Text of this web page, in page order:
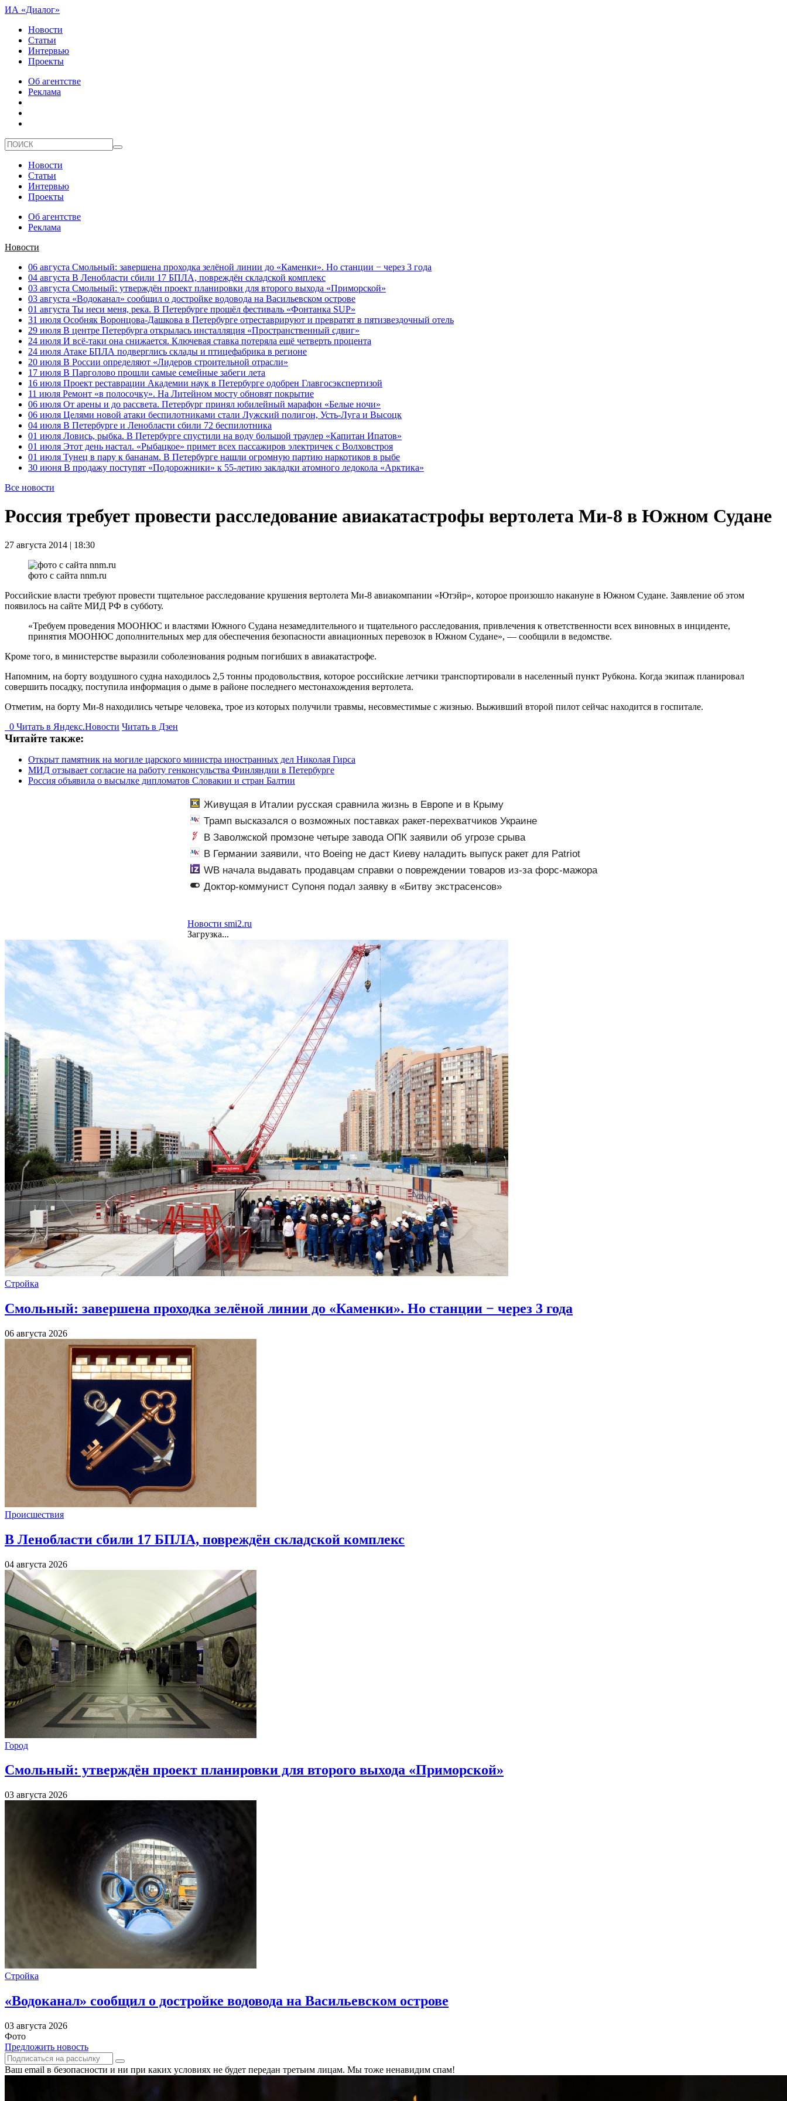
ИА «Диалог»
Новости
Статьи
Интервью
Проекты
Об агентстве
Реклама
Новости
Статьи
Интервью
Проекты
Об агентстве
Реклама
Новости
06 августа Смольный: завершена проходка зелёной линии до «Каменки». Но станции − через 3 года
04 августа В Ленобласти сбили 17 БПЛА, повреждён складской комплекс
03 августа Смольный: утверждён проект планировки для второго выхода «Приморской»
03 августа «Водоканал» сообщил о достройке водовода на Васильевском острове
01 августа Ты неси меня, река. В Петербурге прошёл фестиваль «Фонтанка SUP»
31 июля Особняк Воронцова-Дашкова в Петербурге отреставрируют и превратят в пятизвездочный отель
29 июля В центре Петербурга открылась инсталляция «Пространственный сдвиг»
24 июля И всё-таки она снижается. Ключевая ставка потеряла ещё четверть процента
24 июля Атаке БПЛА подверглись склады и птицефабрика в регионе
20 июля В России определяют «Лидеров строительной отрасли»
17 июля В Парголово прошли самые семейные забеги лета
16 июля Проект реставрации Академии наук в Петербурге одобрен Главгосэкспертизой
11 июля Ремонт «в полосочку». На Литейном мосту обновят покрытие
06 июля От арены и до рассвета. Петербург принял юбилейный марафон «Белые ночи»
06 июля Целями новой атаки беспилотниками стали Лужский полигон, Усть-Луга и Высоцк
04 июля В Петербурге и Ленобласти сбили 72 беспилотника
01 июля Ловись, рыбка. В Петербурге спустили на воду большой траулер «Капитан Ипатов»
01 июля Этот день настал. «Рыбацкое» примет всех пассажиров электричек с Волховстроя
01 июля Тунец в пару к бананам. В Петербурге нашли огромную партию наркотиков в рыбе
30 июня В продажу поступят «Подорожники» к 55-летию закладки атомного ледокола «Арктика»
Все новости
Россия требует провести расследование авиакатастрофы вертолета Ми-8 в Южном Судане
27 августа 2014 | 18:30
фото с сайта nnm.ru
Российские власти требуют провести тщательное расследование крушения вертолета Ми-8 авиакомпании «Ютэйр», которое произошло накануне в Южном Судане. Заявление об этом
появилось на сайте МИД РФ в субботу.
«Требуем проведения МООНЮС и властями Южного Судана незамедлительного и тщательного расследования, привлечения к ответственности всех виновных в инциденте,
принятия МООНЮС дополнительных мер для обеспечения безопасности авиационных перевозок в Южном Судане», — сообщили в ведомстве.
Кроме того, в министерстве выразили соболезнования родным погибших в авиакатастрофе.
Напомним, на борту воздушного судна находилось 2,5 тонны продовольствия, которое российские летчики транспортировали в населенный пункт Рубкона. Когда экипаж планировал
совершить посадку, поступила информация о дыме в районе последнего местонахождения вертолета.
Отметим, на борту Ми-8 находились четыре человека, трое из которых получили травмы, несовместимые с жизнью. Выживший второй пилот сейчас находится в госпитале.
0 Читать в Яндекс.Новости Читать в Дзен
Читайте также:
Открыт памятник на могиле царского министра иностранных дел Николая Гирса
МИД отзывает согласие на работу генконсульства Финляндии в Петербурге
Россия объявила о высылке дипломатов Словакии и стран Балтии
Живущая в Италии русская сравнила жизнь в Европе и в Крыму
Трамп высказался о возможных поставках ракет-перехватчиков Украине
В Заволжской промзоне четыре завода ОПК заявили об угрозе срыва
гособоронзаказа из-за блокировки проезда
В Германии заявили, что Boeing не даст Киеву наладить выпуск ракет для Patriot
WB начала выдавать продавцам справки о повреждении товаров из-за форс-мажора
Доктор-коммунист Супоня подал заявку в «Битву экстрасенсов»
Новости smi2.ru
Загрузка...
Стройка
Смольный: завершена проходка зелёной линии до «Каменки». Но станции − через 3 года
06 августа 2026
Происшествия
В Ленобласти сбили 17 БПЛА, повреждён складской комплекс
04 августа 2026
Город
Смольный: утверждён проект планировки для второго выхода «Приморской»
03 августа 2026
Стройка
«Водоканал» сообщил о достройке водовода на Васильевском острове
03 августа 2026
Фото
Предложить новость
Ваш email в безопасности и ни при каких условиях не будет передан третьим лицам. Мы тоже ненавидим спам!